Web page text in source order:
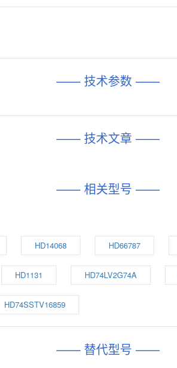
—— 技术参数 ——
—— 技术文章 ——
—— 相关型号 ——
HD14068 HD66787
HD1131 HD74LV2G74A
HD74SSTV16859
—— 替代型号 ——